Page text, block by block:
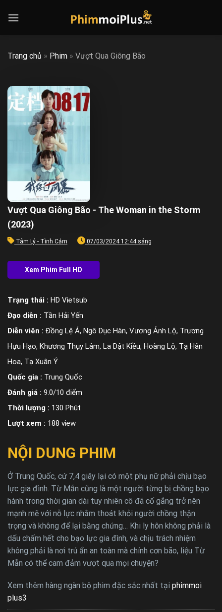
Trang chủ » Phim » Vượt Qua Giông Bão
Vượt Qua Giông Bão - The Woman in the Storm
(2023)
Tâm Lý - Tình Cảm 07/03/2024 12:44 sáng
Trạng thái : HD Vietsub
Đạo diễn : Tần Hải Yến
Diễn viên : Đồng Lệ Á, Ngô Dục Hàn, Vương Ảnh Lộ, Trương
Hựu Hạo, Khương Thụy Lâm, La Dật Kiều, Hoàng Lộ, Tạ Hân
Hoa, Tạ Xuân Ý
Quốc gia : Trung Quốc
Đánh giá : 9.0/10 điểm
Thời lượng : 130 Phút
Lượt xem : 188 view
NỘI DUNG PHIM
Ở Trung Quốc, cứ 7,4 giây lại có một phụ nữ phải chịu bạo
lực gia đình. Từ Mẫn cũng là một người từng bị chồng bạo
hành trong thời gian dài tuy nhiên cô đã cố gắng trở nên
mạnh mẽ với nỗ lực nhằm thoát khỏi người chồng thận
trọng và không để lại bằng chứng… Khi ly hôn không phải là
dấu chấm hết cho bạo lực gia đình, và chịu trách nhiệm
không phải là nơi trú ẩn an toàn mà chính cơn bão, liệu Từ
Mẫn có thể cam đảm vượt qua mọi chuyện?
Xem thêm hàng ngàn bộ phim đặc sắc nhất tại phimmoi
plus3